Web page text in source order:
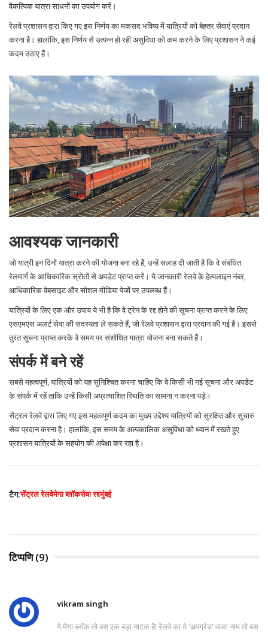
वैकल्पिक यात्रा साधनों का उपयोग करें।
रेलवे प्रशासन द्वारा किए गए इस निर्णय का मकसद भविष्य में यात्रियों को बेहतर सेवाएं प्रदान
करना है। हालांकि, इस निर्णय से उत्पन्न हो रही असुविधा को कम करने के लिए प्रशासन ने कई
कदम उठाए हैं।
आवश्यक जानकारी
जो यात्री इन दिनों यात्रा करने की योजना बना रहे हैं, उन्हें सलाह दी जाती है कि वे संबंधित
रेलमार्ग के आधिकारिक स्रोतों से अपडेट प्राप्त करें। ये जानकारी रेलवे के हेल्पलाइन नंबर,
आधिकारिक वेबसाइट और सोशल मीडिया पेजों पर उपलब्ध हैं।
यात्रियों के लिए एक और उपाय ये भी है कि वे ट्रेन के रद्द होने की सूचना प्राप्त करने के लिए
एसएमएस अलर्ट सेवा की सदस्यता ले सकते हैं, जो रेलवे प्रशासन द्वारा प्रदान की गई है। इससे
तुरंत सूचना प्राप्त करके वे समय पर संशोधित यात्रा योजना बना सकते हैं।
संपर्क में बने रहें
सबसे महत्वपूर्ण, यात्रियों को यह सुनिश्चित करना चाहिए कि वे किसी भी नई सूचना और अपडेट
के संपर्क में रहें ताकि उन्हें किसी अप्रत्याशित स्थिति का सामना न करना पड़े।
सेंट्रल रेलवे द्वारा लिए गए इस महत्वपूर्ण कदम का मुख्य उद्देश्य यात्रियों को सुरक्षित और सुचारु
सेवा प्रदान करना है। हालांकि, इस समय के अल्पकालिक असुविधा को ध्यान में रखते हुए
प्रशासन यात्रियों के सहयोग की अपेक्षा कर रहा है।
टैग:सेंट्रल रेलवेमेगा ब्लॉकसेवा रद्दमुंबई
टिप्पणि (9)
vikram singh
ये मेगा ब्लॉक तो बस एक बड़ा नाटक है! रेलवे का ये 'अपग्रेड' वाला नाम तो बस